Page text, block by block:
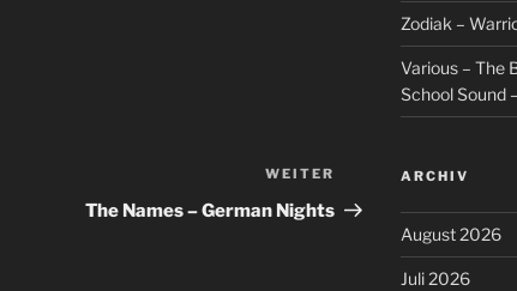
Nächster
Beitrag
WEITER
The Names – German Nights
Zodiak –
Various – The
School Sound
ARCHIV
August 2026
Juli 2026